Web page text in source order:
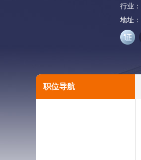
行业：
地址：
职位导航